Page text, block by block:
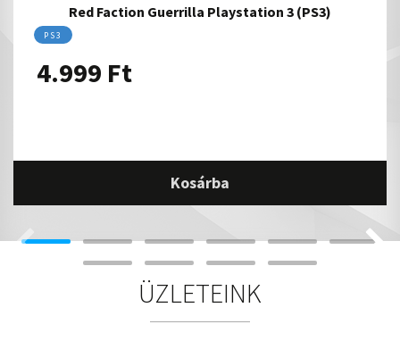
Red Faction Guerrilla Playstation 3 (PS3)
PS3
4.999 Ft
Kosárba
ÜZLETEINK